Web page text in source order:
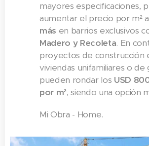
mayores especificaciones,
aumentar el precio por m² a
más en barrios exclusivos
Madero y Recoleta. En
proyectos de construcción
viviendas unifamiliares o de
pueden rondar los USD
por m², siendo una opción
Mi Obra - Home.